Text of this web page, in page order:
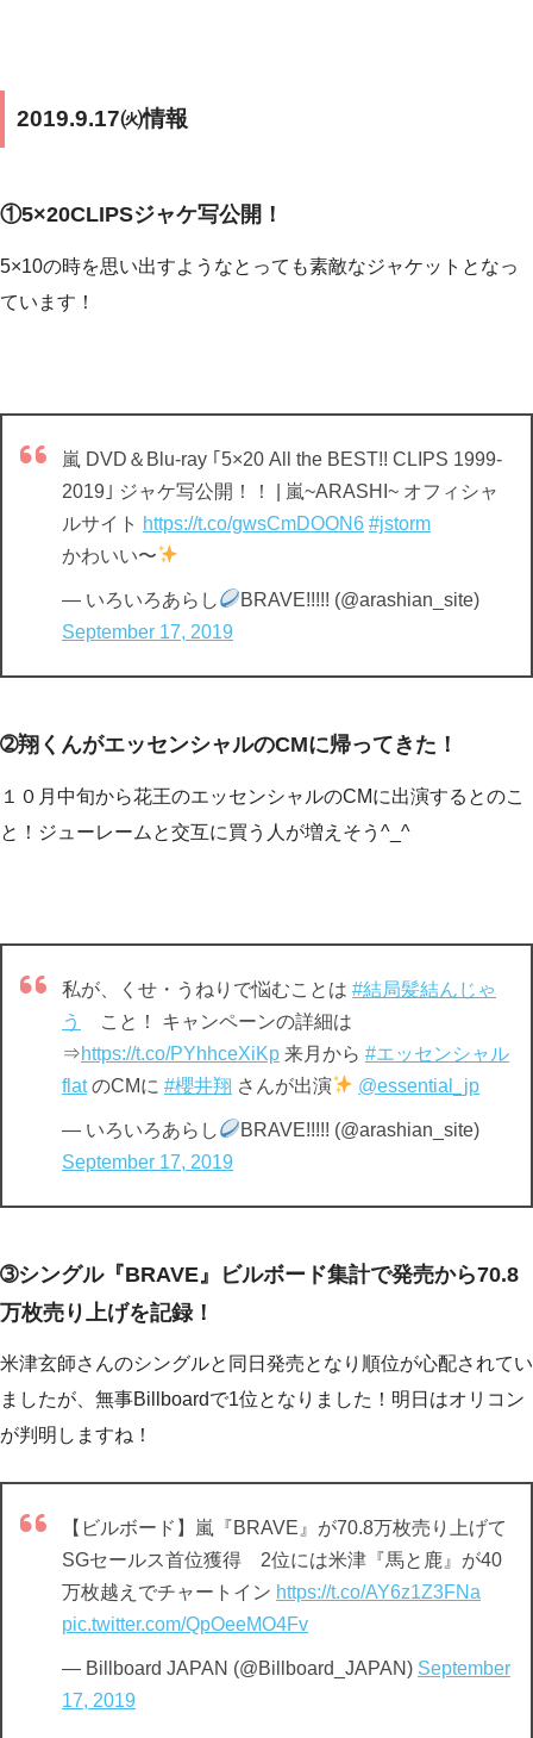
2019.9.17㈫情報
①5×20CLIPSジャケ写公開！
5×10の時を思い出すようなとっても素敵なジャケットとなっ
ています！
嵐 DVD＆Blu-ray ｢5×20 All the BEST!! CLIPS 1999-
2019｣ ジャケ写公開！！ | 嵐~ARASHI~ オフィシャ
ルサイト https://t.co/gwsCmDOON6 #jstorm
かわいい〜
— いろいろあらし
BRAVE!!!!! (@arashian_site)
September 17, 2019
➁翔くんがエッセンシャルのCMに帰ってきた！
１０月中旬から花王のエッセンシャルのCMに出演するとのこ
と！ジューレームと交互に買う人が増えそう^_^
私が、くせ・うねりで悩むことは #結局髪結んじゃ
う
こと！ キャンペーンの詳細は
⇒https://t.co/PYhhceXiKp 来月から #エッセンシャル
flatのCMに #櫻井翔 さんが出演 @essential_jp
— いろいろあらし
BRAVE!!!!! (@arashian_site)
September 17, 2019
➂シングル『BRAVE』ビルボード集計で発売から70.8
万枚売り上げを記録！
米津玄師さんのシングルと同日発売となり順位が心配されてい
ましたが、無事Billboardで1位となりました！明日はオリコン
が判明しますね！
【ビルボード】嵐『BRAVE』が70.8万枚売り上げて
SGセールス首位獲得 2位には米津『馬と鹿』が40
万枚越えでチャートイン https://t.co/AY6z1Z3FNa
pic.twitter.com/QpOeeMO4Fv
— Billboard JAPAN (@Billboard_JAPAN) September
17, 2019